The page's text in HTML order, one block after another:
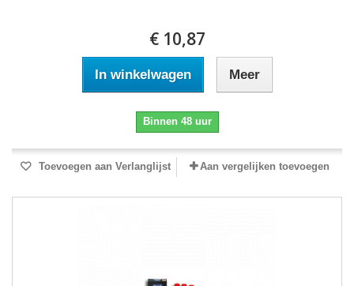
€ 10,87
In winkelwagen Meer
Binnen 48 uur
Toevoegen aan Verlanglijst Aan vergelijken toevoegen